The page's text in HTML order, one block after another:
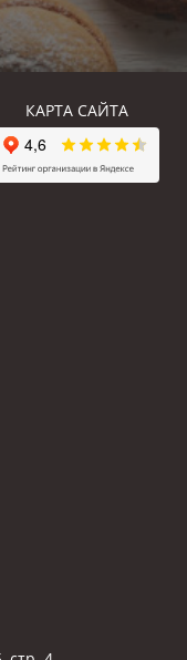
КАРТА САЙТА